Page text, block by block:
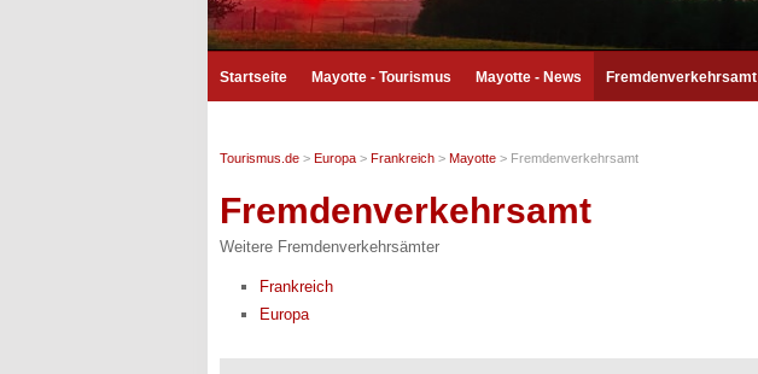
Startseite Mayotte - Tourismus Mayotte - News Fremdenverkehrsamt
Tourismus.de > Europa > Frankreich > Mayotte > Fremdenverkehrsamt
Fremdenverkehrsamt
Weitere Fremdenverkehrsämter
Frankreich
Europa